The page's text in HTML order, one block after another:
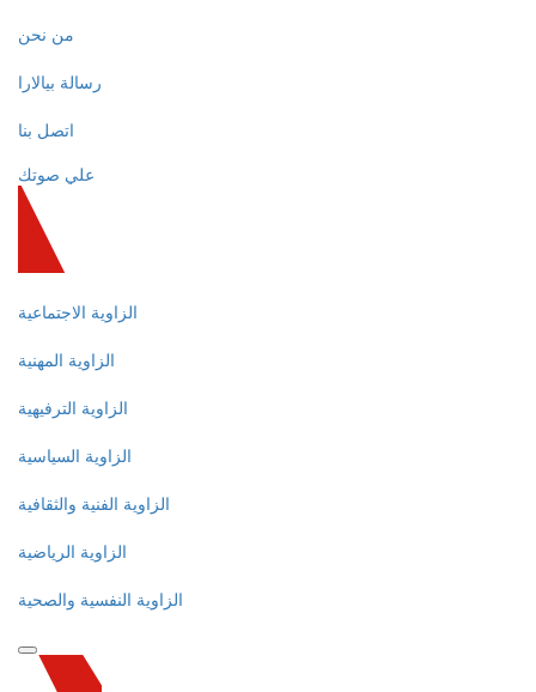
من نحن
رسالة بيالارا
اتصل بنا
علي صوتك
الزاوية الاجتماعية
الزاوية المهنية
الزاوية الترفيهية
الزاوية السياسية
الزاوية الفنية والثقافية
الزاوية الرياضية
الزاوية النفسية والصحية